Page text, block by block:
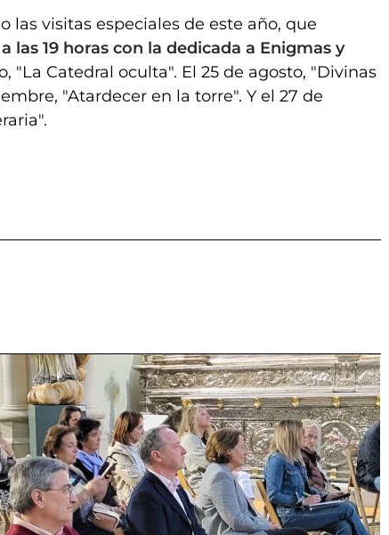
las visitas especiales de este año, que
las 19 horas con la dedicada a Enigmas y
"La Catedral oculta". El 25 de agosto, "Divinas
"Atardecer en la torre". Y el 27 de